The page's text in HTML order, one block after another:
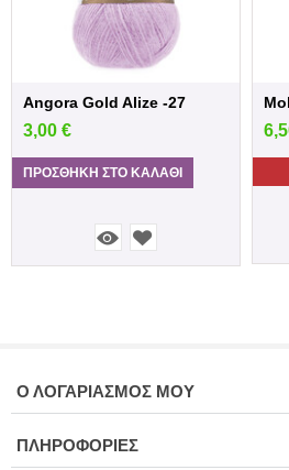
Angora Gold Alize -27
3,00 €
ΠΡΟΣΘΉΚΗ ΣΤΟ ΚΑΛΆΘΙ
Ο ΛΟΓΑΡΙΑΣΜΌΣ ΜΟΥ
ΠΛΗΡΟΦΟΡΊΕΣ